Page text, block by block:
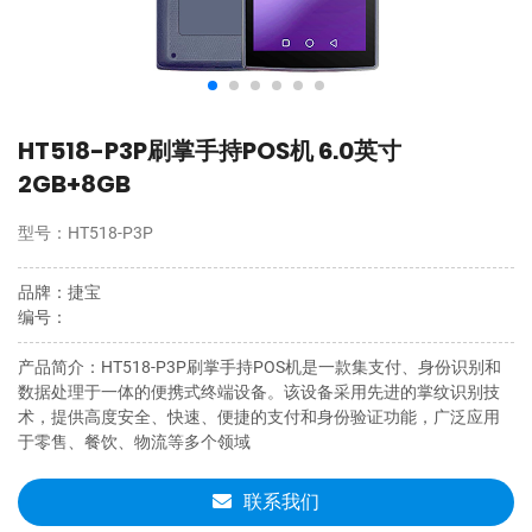
HT518-P3P刷掌手持POS机 6.0英寸
2GB+8GB
型号 ： HT518-P3P
品牌 ： 捷宝
编号 ：
产品简介 ： HT518-P3P刷掌手持POS机是一款集支付、身份识别和
数据处理于一体的便携式终端设备。该设备采用先进的掌纹识别技
术，提供高度安全、快速、便捷的支付和身份验证功能，广泛应用
于零售、餐饮、物流等多个领域
联系我们